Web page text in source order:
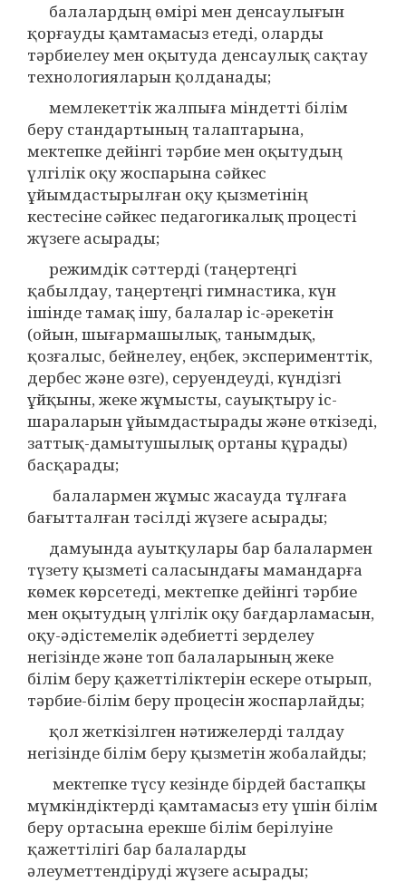
балалардың өмірі мен денсаулығын
қорғауды қамтамасыз етеді, оларды
тәрбиелеу мен оқытуда денсаулық сақтау
технологияларын қолданады;
мемлекеттік жалпыға міндетті білім
беру стандартының талаптарына,
мектепке дейінгі тәрбие мен оқытудың
үлгілік оқу жоспарына сәйкес
ұйымдастырылған оқу қызметінің
кестесіне сәйкес педагогикалық процесті
жүзеге асырады;
режимдік сәттерді (таңертеңгі
қабылдау, таңертеңгі гимнастика, күн
ішінде тамақ ішу, балалар іс-әрекетін
(ойын, шығармашылық, танымдық,
қозғалыс, бейнелеу, еңбек, эксперименттік,
дербес және өзге), серуендеуді, күндізгі
ұйқыны, жеке жұмысты, сауықтыру іс-
шараларын ұйымдастырады және өткізеді,
заттық-дамытушылық ортаны құрады)
басқарады;
балалармен жұмыс жасауда тұлғаға
бағытталған тәсілді жүзеге асырады;
дамуында ауытқулары бар балалармен
түзету қызметі саласындағы мамандарға
көмек көрсетеді, мектепке дейінгі тәрбие
мен оқытудың үлгілік оқу бағдарламасын,
оқу-әдістемелік әдебиетті зерделеу
негізінде және топ балаларының жеке
білім беру қажеттіліктерін ескере отырып,
тәрбие-білім беру процесін жоспарлайды;
қол жеткізілген нәтижелерді талдау
негізінде білім беру қызметін жобалайды;
мектепке түсу кезінде бірдей бастапқы
мүмкіндіктерді қамтамасыз ету үшін білім
беру ортасына ерекше білім берілуіне
қажеттілігі бар балаларды
әлеуметтендіруді жүзеге асырады;